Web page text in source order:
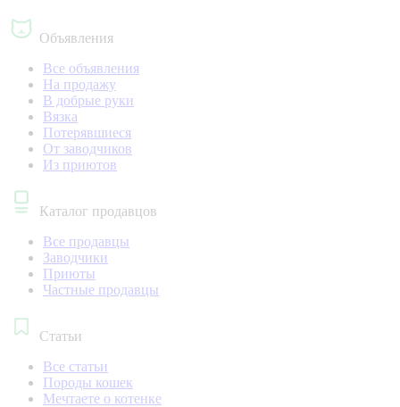
Объявления
Все объявления
На продажу
В добрые руки
Вязка
Потерявшиеся
От заводчиков
Из приютов
Каталог продавцов
Все продавцы
Заводчики
Приюты
Частные продавцы
Статьи
Все статьи
Породы кошек
Мечтаете о котенке